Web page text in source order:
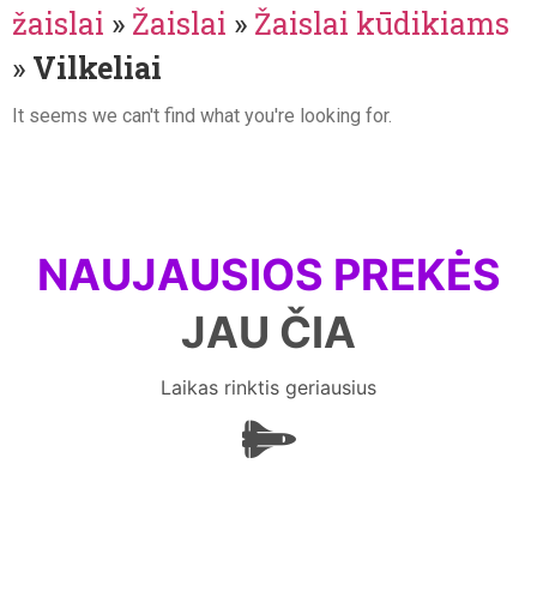
žaislai » Žaislai » Žaislai kūdikiams
» Vilkeliai
It seems we can't find what you're looking for.
NAUJAUSIOS PREKĖS
JAU ČIA
Laikas rinktis geriausius